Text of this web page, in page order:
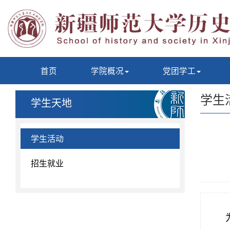
首页 学院概况 党团学工
学生天地
学生活动
招生就业
学生